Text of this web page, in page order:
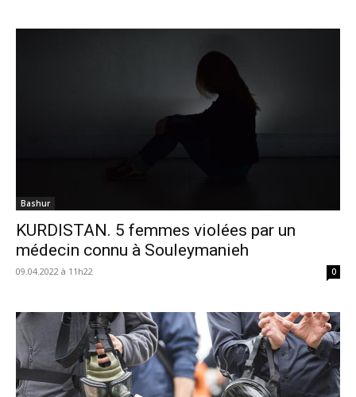
Bashur
KURDISTAN. 5 femmes violées par un
médecin connu à Souleymanieh
09.04.2022 à 11h22 0